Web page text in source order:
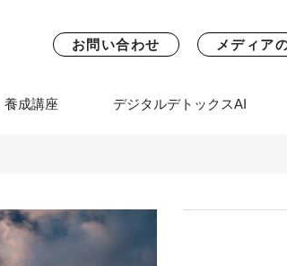
お問い合わせ メディア
養成講座 デジタルデトックスAI